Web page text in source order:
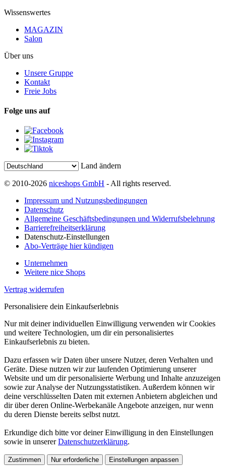
Wissenswertes
MAGAZIN
Salon
Über uns
Unsere Gruppe
Kontakt
Freie Jobs
Folge uns auf
Land ändern
© 2010-2026 niceshops GmbH - All rights reserved.
Impressum und Nutzungsbedingungen
Datenschutz
Allgemeine Geschäftsbedingungen und Widerrufsbelehrung
Barrierefreiheitserklärung
Datenschutz-Einstellungen
Abo-Verträge hier kündigen
Unternehmen
Weitere nice Shops
Vertrag widerrufen
Personalisiere dein Einkaufserlebnis
Nur mit deiner individuellen Einwilligung verwenden wir Cookies
und weitere Technologien, um dir ein personalisiertes
Einkaufserlebnis zu bieten.
Dazu erfassen wir Daten über unsere Nutzer, deren Verhalten und
Geräte. Diese nutzen wir zur laufenden Optimierung unserer
Website und um dir personalisierte Werbung und Inhalte anzuzeigen
sowie zur Analyse der Nutzungsstatistiken. Außerdem können wir
deine verschlüsselten Daten mit externen Anbietern abgleichen und
dir über deren Online-Werbekanäle Angebote anzeigen, nur wenn
du deren Dienste bereits selbst nutzt.
Erkundige dich bitte vor deiner Einwilligung in den Einstellungen
sowie in unsererDatenschutzerklärung.
Zustimmen Nur erforderliche Einstellungen anpassen